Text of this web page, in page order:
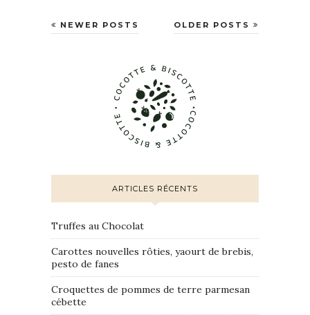
OLDER POSTS
NEWER POSTS
ARTICLES RÉCENTS
Truffes au Chocolat
Carottes nouvelles rôties, yaourt de brebis,
pesto de fanes
Croquettes de pommes de terre parmesan
cébette